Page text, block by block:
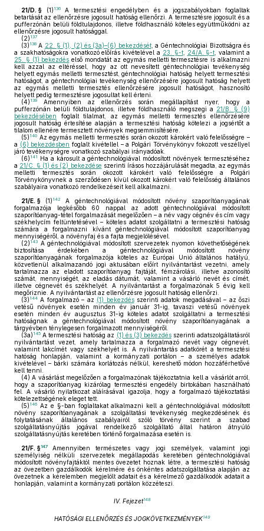
21/D. § (1) 136A termesztési engedélyben és a jogszabályokban foglaltak
betartását az ellenőrzésre jogosult hatóság ellenőrzi. A termesztésre jogosult és a
pufferzónán belüli földtulajdonos, illetve földhasználó köteles együttműködni az
ellenőrzésre jogosult hatósággal.
(2) 137
(3) 138 A 22. § (1), (2) és (3a)–(6) bekezdését, a Géntechnológiai Bizottságra és
a szakhatóságokra vonatkozó előírás kivételével a 23. §-t, 24/A. §-t , valamint a
25. § (1) bekezdés első mondatát az egymás melletti termesztésre is alkalmazni
kell azzal az eltéréssel, hogy az ott nevesített géntechnológiai tevékenység
helyett egymás melletti termesztést, géntechnológiai hatóság helyett termesztési
hatóságot, a géntechnológiai tevékenység ellenőrzésére jogosult hatóság helyett
az egymás melletti termesztés ellenőrzésére jogosult hatóságot, hasznosító
helyett pedig termesztésre jogosultat kell érteni.
(4) 139
Amennyiben az ellenőrzés során megállapítást nyer, hogy a
pufferzónán belüli földtulajdonos, illetve földhasználó megszegi a 21/B. § (9)
bekezdésében foglalt tilalmat, az egymás melletti termesztés ellenőrzésére
jogosult hatóság értesítése alapján a termesztési hatóság kötelezi a jogsértőt a
tilalom ellenére termesztett növények megsemmisítésére.
(5) 140 Az egymás melletti termesztés során okozott károkért való felelősségre –
a (6) bekezdésben foglalt kivétellel – a Polgári Törvénykönyv fokozott veszéllyel
járó tevékenységre vonatkozó szabályai irányadóak.
(6) 141
Ha a károsult a géntechnológiával módosított növények termesztéséhez
a 21/C. § (1) és (2) bekezdése szerinti írásos hozzájárulását megadta, az egymás
melletti termesztés során okozott károkért való felelősségre a Polgári
Törvénykönyvnek a szerződésen kívül okozott károkért való felelősség általános
szabályaira vonatkozó rendelkezéseit kell alkalmazni.
21/E. § (1) 142
A géntechnológiával módosított növény szaporítóanyagának
forgalmazója legkésőbb 60 nappal az adott géntechnológiával módosított
szaporítóanyag-tétel forgalmazását megelőzően – a név vagy cégnév és cím vagy
székhelycím feltüntetésével – köteles adatot szolgáltatni a termesztési hatóság
számára a forgalmazni kívánt géntechnológiával módosított szaporítóanyag
mennyiségéről, a növényfaj és a fajta megjelölésével.
(2) 143 A géntechnológiával módosított szervezetek nyomon követhetőségének
biztosítása érdekében a géntechnológiával módosított növény
szaporítóanyagának forgalmazója köteles az Európai Unió általános hatályú,
közvetlenül alkalmazandó jogi aktusában előírt nyilvántartást vezetni, amely
tartalmazza az eladott szaporítóanyag fajtáját, fémzárolási, illetve azonosító
számát, mennyiségét, az eladás dátumát, valamint a vásárló nevét és címét,
illetve cégnevét és székhelyét. A nyilvántartást a forgalmazónak 5 évig kell
megőriznie. A nyilvántartást az ellenőrzésre jogosult hatóság ellenőrzi.
(3) 144 A forgalmazó – az (1) bekezdésszerinti adatok megadásával – az őszi
vetésű növények esetén minden év január 31-ig, tavaszi vetésű növények
esetén minden év augusztus 31-ig köteles adatot szolgáltatni a termesztési
hatóságnak a géntechnológiával módosított növény szaporítóanyagának a
tárgyévben ténylegesen forgalmazott mennyiségéről.
(3a) 145 A termesztési hatóság az (1) és (3) bekezdésszerinti adatszolgáltatásról
nyilvántartást vezet, amely tartalmazza a forgalmazó nevét vagy cégnevét,
valamint lakcímét vagy székhelyét is. A nyilvántartás adatkörét a termesztési
hatóság honlapján, valamint a kormányzati portálon – a személyes adatok
kivételével – bárki számára korlátozás nélkül, kereshető módon hozzáférhetővé
kell tenni.
(4) A vásárlást megelőzően a forgalmazónak tájékoztatnia kell a vásárlót arról,
hogy a szaporítóanyag kizárólag termesztési engedély birtokában használható
fel. A vásárló nyilatkozat aláírásával igazolja, hogy a forgalmazó tájékoztatási
kötelezettségének eleget tett.
(5) 146 Az e §-ban foglaltakat alkalmazni kell a géntechnológiával módosított
növény szaporítóanyagának a szolgáltatási tevékenység megkezdésének és
folytatásának általános szabályairól szóló törvény szerint a szabad
szolgáltatásnyújtás jogával rendelkező szolgáltató által határon átnyúló
szolgáltatásnyújtás keretében történő forgalmazása esetén is.
21/F. §147
Amennyiben természetes vagy jogi személyek, valamint jogi
személyiség nélküli szervezetek megállapodás keretében géntechnológiával
módosított növényfajtáktól mentes övezetet hoznak létre, a termesztési hatóság
az övezetben gazdálkodók kérelmére és önkéntes adatszolgáltatása alapján az
övezetnek a kérelemben megjelölt adatait és a kérelmező gazdálkodók adatait a
honlapján, valamint a kormányzati portálon közzéteszi.
IV. Fejezet148
HATÓSÁGI ELLENŐRZÉS ÉS JOGKÖVETKEZMÉNYEK149